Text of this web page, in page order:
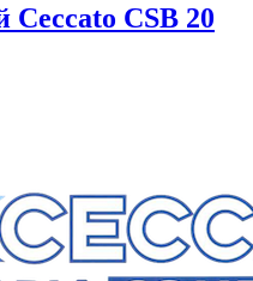
Ceccato CSB 20